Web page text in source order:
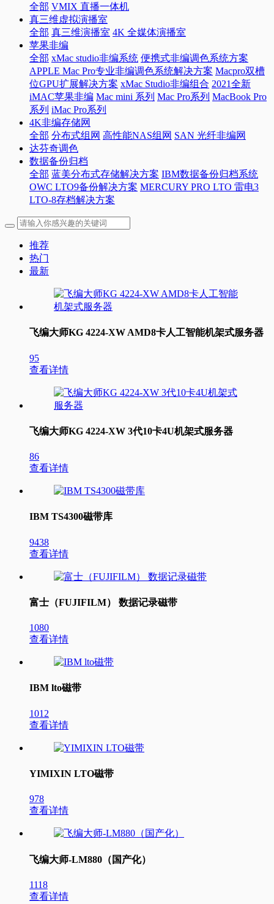
全部 VMIX 直播一体机
真三维虚拟演播室
全部 真三维演播室 4K 全媒体演播室
苹果非编
全部 xMac studio非编系统 便携式非编调色系统方案
APPLE Mac Pro专业非编调色系统解决方案 Macpro双槽
位GPU扩展解决方案 xMac Studio非编组合 2021全新
iMAC苹果非编 Mac mini 系列 Mac Pro系列 MacBook Pro
系列 iMac Pro系列
4K非编存储网
全部 分布式组网 高性能NAS组网 SAN 光纤非编网
达芬奇调色
数据备份归档
全部 蓝美分布式存储解决方案 IBM数据备份归档系统
OWC LTO9备份解决方案 MERCURY PRO LTO 雷电3
LTO-8存档解决方案
推荐
热门
最新
飞编大师KG 4224-XW AMD8卡人工智能机架式服务器
95
查看详情
飞编大师KG 4224-XW 3代10卡4U机架式服务器
86
查看详情
IBM TS4300磁带库
9438
查看详情
富士（FUJIFILM） 数据记录磁带
1080
查看详情
IBM lto磁带
1012
查看详情
YIMIXIN LTO磁带
978
查看详情
飞编大师-LM880（国产化）
1118
查看详情